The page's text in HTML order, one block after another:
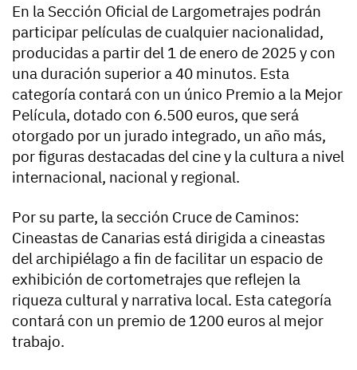
En la Sección Oficial de Largometrajes podrán
participar películas de cualquier nacionalidad,
producidas a partir del 1 de enero de 2025 y con
una duración superior a 40 minutos. Esta
categoría contará con un único Premio a la Mejor
Película, dotado con 6.500 euros, que será
otorgado por un jurado integrado, un año más,
por figuras destacadas del cine y la cultura a nivel
internacional, nacional y regional.
Por su parte, la sección Cruce de Caminos:
Cineastas de Canarias está dirigida a cineastas
del archipiélago a fin de facilitar un espacio de
exhibición de cortometrajes que reflejen la
riqueza cultural y narrativa local. Esta categoría
contará con un premio de 1200 euros al mejor
trabajo.